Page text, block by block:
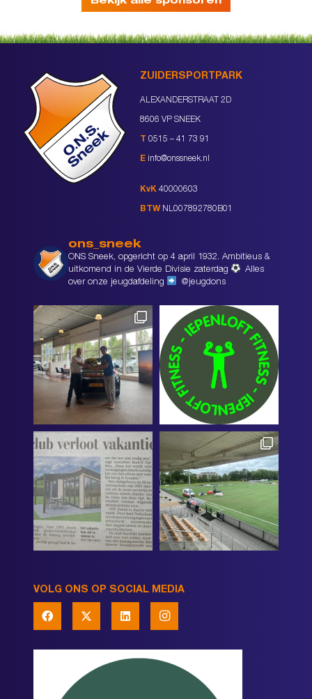
ZUIDERSPORTPARK
ALEXANDERSTRAAT 2D
8606 VP SNEEK
T 0515 – 41 73 91
E info@onssneek.nl
KvK 40000603
BTW NL007892780B01
ons_sneek
ONS Sneek, opgericht op 4 april 1932. Ambitieus &
uitkomend in de Vierde Divisie zaterdag
Alles
over onze jeugdafdeling
@jeugdons
VOLG ONS OP SOCIAL MEDIA